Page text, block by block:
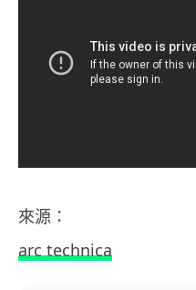
來源：
arc technica